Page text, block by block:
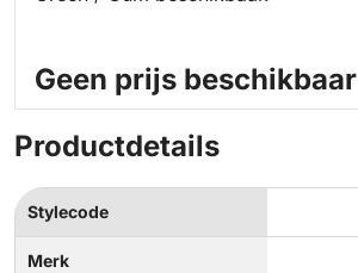
Geen prijs beschikbaar
Productdetails
Stylecode
Merk